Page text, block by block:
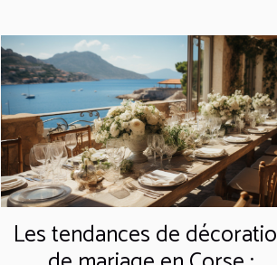
Les tendances de